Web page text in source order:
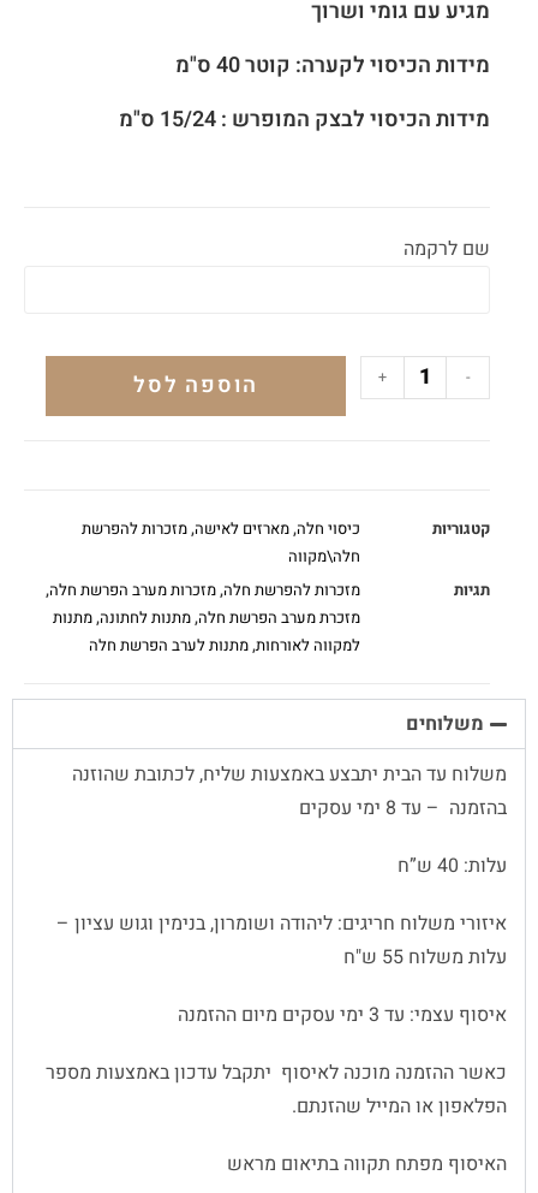
מגיע עם גומי ושרוך
מידות הכיסוי לקערה: קוטר 40 ס"מ
מידות הכיסוי לבצק המופרש : 15/24 ס"מ
שם לרקמה
-
+ הוספה לסל
קטגוריות כיסוי חלה,מארזים לאישה,מזכרות להפרשת
חלה\מקווה
תגיות
מזכרות להפרשת חלה,מזכרות מערב הפרשת חלה,
מזכרת מערב הפרשת חלה,מתנות לחתונה,מתנות
למקווה לאורחות,מתנות לערב הפרשת חלה
משלוחים
משלוח עד הבית יתבצע באמצעות שליח, לכתובת שהוזנה
בהזמנה – עד 8 ימי עסקים
עלות: 40 ש”ח
איזורי משלוח חריגים: ליהודה ושומרון, בנימין וגוש עציון –
עלות משלוח 55 ש"ח
איסוף עצמי: עד 3 ימי עסקים מיום ההזמנה
כאשר ההזמנה מוכנה לאיסוף יתקבל עדכון באמצעות מספר
הפלאפון או המייל שהזנתם.
האיסוף מפתח תקווה בתיאום מראש